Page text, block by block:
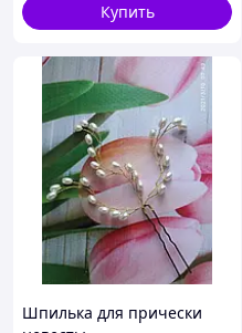
Купить
Шпилька для прически